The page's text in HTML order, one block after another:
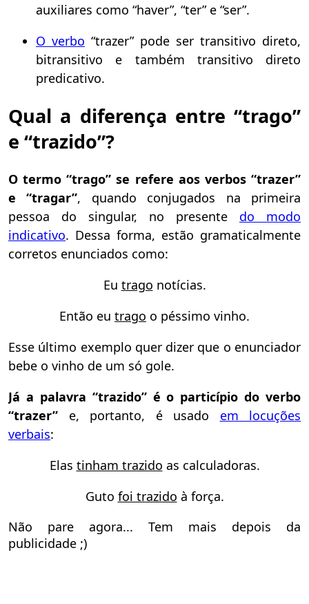
auxiliares como “haver”, “ter” e “ser”.
O verbo “trazer” pode ser transitivo direto,
bitransitivo e também transitivo direto
predicativo.
Qual a diferença entre “trago”
e “trazido”?
O termo “trago” se refere aos verbos “trazer”
e “tragar”, quando conjugados na primeira
pessoa do singular, no presente do modo
indicativo. Dessa forma, estão gramaticalmente
corretos enunciados como:
Eu trago notícias.
Então eu trago o péssimo vinho.
Esse último exemplo quer dizer que o enunciador
bebe o vinho de um só gole.
Já a palavra “trazido” é o particípio do verbo
“trazer” e, portanto, é usado em locuções
verbais:
Elas tinham trazido as calculadoras.
Guto foi trazido à força.
Não pare agora... Tem mais depois da
publicidade ;)